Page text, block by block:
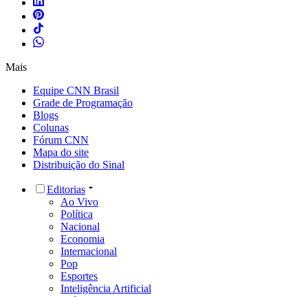
Mais
Equipe CNN Brasil
Grade de Programação
Blogs
Colunas
Fórum CNN
Mapa do site
Distribuição do Sinal
Editorias
Ao Vivo
Política
Nacional
Economia
Internacional
Pop
Esportes
Inteligência Artificial